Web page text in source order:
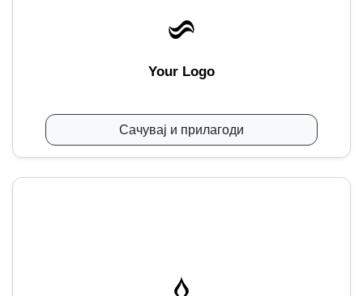
Your Logo
Сачувај и прилагоди